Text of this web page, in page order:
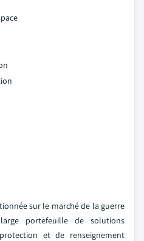
sur le marché de la guerre
portefeuille de solutions
et de renseignement